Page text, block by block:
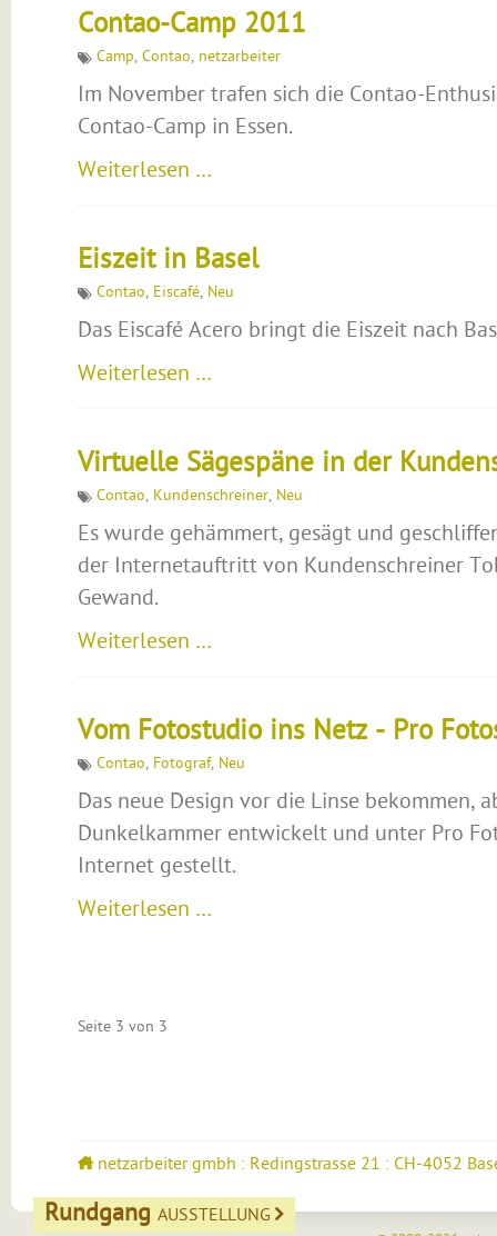
Contao-Camp 2011
Camp, Contao, netzarbeiter
Im November trafen sich die Contao-
Contao-Camp in Essen.
Weiterlesen …
Eiszeit in Basel
Contao, Eiscafé, Neu
Das Eiscafé Acero bringt die Eiszeit nach
Weiterlesen …
Virtuelle Sägespäne in der
Contao, Kundenschreiner, Neu
Es wurde gehämmert, gesägt und
der Internetauftritt von Kundenschreiner
Gewand.
Weiterlesen …
Vom Fotostudio ins Netz - Pro
Contao, Fotograf, Neu
Das neue Design vor die Linse bekommen,
Dunkelkammer entwickelt und unter Pro
Internet gestellt.
Weiterlesen …
Seite 3 von 3
netzarbeiter gmbh : Redingstrasse 21 : CH-4052
Rundgang AUSSTELLUNG